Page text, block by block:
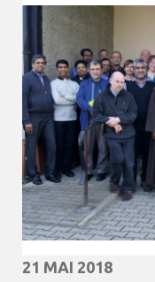
21 MAI 2018